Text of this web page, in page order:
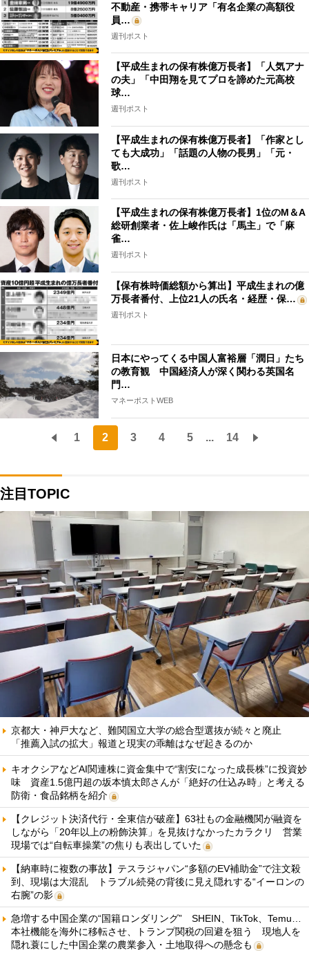
不動産・携帯キャリア「有名企業の高額役
員…
週刊ポスト
【平成生まれの保有株億万長者】「人気アナ
の夫」「中田翔を見てプロを諦めた元高校
球…
週刊ポスト
【平成生まれの保有株億万長者】「作家とし
ても大成功」「話題の人物の長男」「元・
歌…
週刊ポスト
【平成生まれの保有株億万長者】1位のM＆A
総研創業者・佐上峻作氏は「馬主」で「麻
雀…
週刊ポスト
【保有株時価総額から算出】平成生まれの億
万長者番付、上位21人の氏名・経歴・保…
週刊ポスト
日本にやってくる中国人富裕層「潤日」たち
の教育観 中国経済人が深く関わる英国名
門…
マネーポストWEB
1 2 3 4 5 ... 14
注目TOPIC
京都大・神戸大など、難関国立大学の総合型選抜が続々と廃止
「推薦入試の拡大」報道と現実の乖離はなぜ起きるのか
キオクシアなどAI関連株に資金集中で“割安になった成長株”に投資妙
味 資産1.5億円超の坂本慎太郎さんが「絶好の仕込み時」と考える
防衛・食品銘柄を紹介
【クレジット決済代行・全東信が破産】63社もの金融機関が融資を
しながら「20年以上の粉飾決算」を見抜けなかったカラクリ 営業
現場では“自転車操業”の焦りも表出していた
【納車時に複数の事故】テスラジャパン“多額のEV補助金”で注文殺
到、現場は大混乱 トラブル続発の背後に見え隠れする“イーロンの
右腕”の影
急増する中国企業の“国籍ロンダリング” SHEIN、TikTok、Temu…
本社機能を海外に移転させ、トランプ関税の回避を狙う 現地人を
隠れ蓑にした中国企業の農業参入・土地取得への懸念も